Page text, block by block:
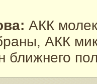
АКК
АКК
ближнего